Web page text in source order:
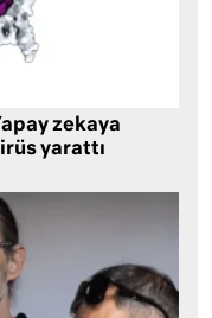
zekaya
yarattı